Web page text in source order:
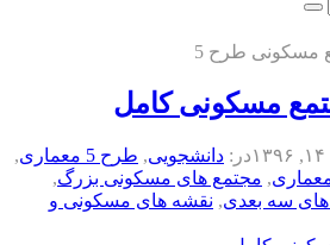
مسکونی طرح 5
در: دانشجویی, طرح 5 معماری
,
, مجتمع های مسکونی بزرگ,
سه بعدی, نقشه های مسکونی و